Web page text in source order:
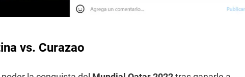
vs. Curazao